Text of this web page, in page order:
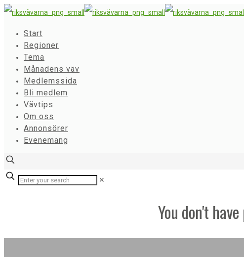
Start
Regioner
Tema
Månadens väv
Medlemssida
Bli medlem
Vävtips
Om oss
Annonsörer
Evenemang
✕
You don't